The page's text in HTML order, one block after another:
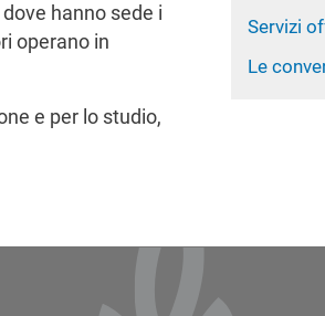
hanno sede i
operano in
e per lo studio,
Servizi
Le